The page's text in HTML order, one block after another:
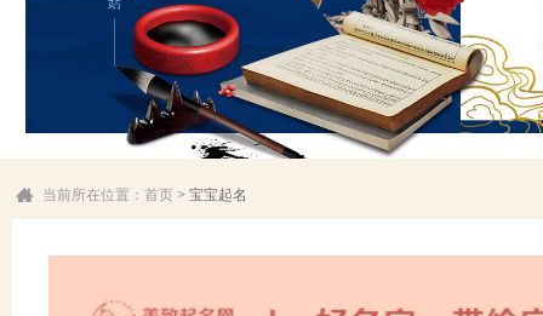
当前所在位置： 首页 > 宝宝起名